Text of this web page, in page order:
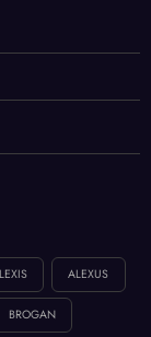
ALEXUS
BROGAN